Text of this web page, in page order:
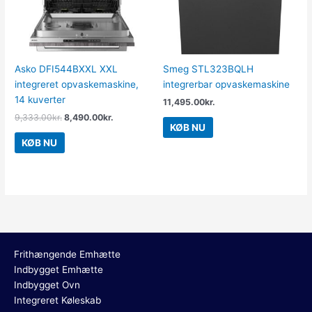
Asko DFI544BXXL XXL
integreret opvaskemaskine,
14 kuverter
9,333.00kr. 8,490.00kr.
KØB NU
Smeg STL323BQLH
integrerbar opvaskemaskine
11,495.00kr.
KØB NU
Frithængende Emhætte
Indbygget Emhætte
Indbygget Ovn
Integreret Køleskab